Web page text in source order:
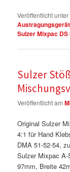
Veröffentlicht unter
Sulzer Mixpac
Sulzer
Veröffentlicht am
Original Sulzer
4:1 für Hand
DMA 51-52-54,
Sulzer Mixpac
97mm, Breite